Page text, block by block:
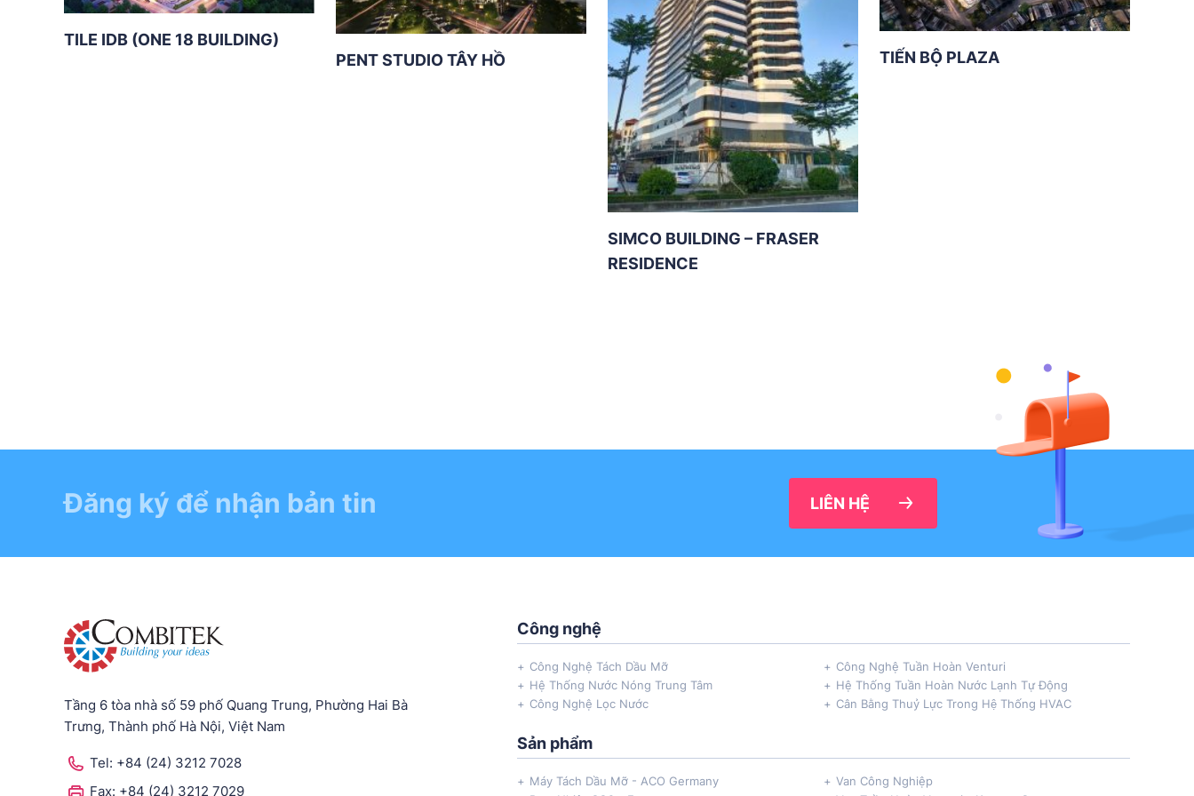
TILE IDB (ONE 18 BUILDING)
PENT STUDIO TÂY HỒ
SIMCO BUILDING – FRASER
RESIDENCE
TIẾN BỘ PLAZA
Đăng ký để nhận bản tin LIÊN HỆ
Công nghệ
Công Nghệ Tách Dầu Mỡ
Công Nghệ Tuần Hoàn Venturi
Hệ Thống Nước Nóng Trung Tâm
Hệ Thống Tuần Hoàn Nước Lạnh Tự Động
Công Nghệ Lọc Nước
Cân Bằng Thuỷ Lực Trong Hệ Thống HVAC
Sản phẩm
Máy Tách Dầu Mỡ - ACO Germany
Van Công Nghiệp
Tầng 6 tòa nhà số 59 phố Quang Trung, Phường Hai Bà
Trưng, Thành phố Hà Nội, Việt Nam
Tel: +84 (24) 3212 7028
Fax: +84 (24) 3212 7029